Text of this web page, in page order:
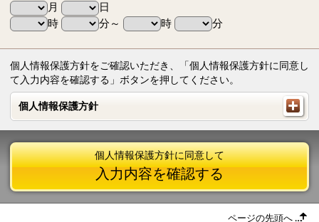
月
日
時
分～ 時 分
個人情報保護方針をご確認いただき、「個人情報保護方針に同意し
て入力内容を確認する」ボタンを押してください。
個人情報保護方針
個人情報保護方針
個人情報保護方針に同意して
入力内容を確認する
ページの先頭へ